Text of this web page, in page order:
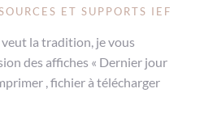
ET SUPPORTS IEF
la tradition, je vous
des affiches « Dernier jour
, fichier à télécharger